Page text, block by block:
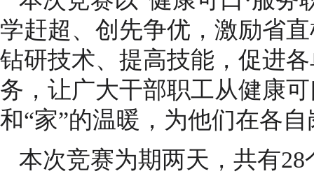
学赶超、创先争优，激励省
钻研技术、提高技能，促进
务，让广大干部职工从健康
和“家”的温暖，为他们在各
本次竞赛为期两天，共有28